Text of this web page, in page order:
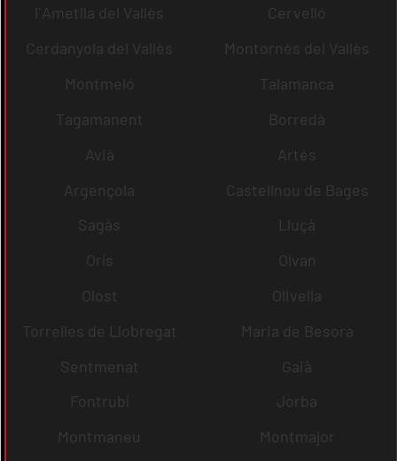
l´Ametlla del Vallès
Cervelló
Cerdanyola del Vallès
Montornès del Vallès
Montmeló
Talamanca
Tagamanent
Borredà
Avià
Artés
Argençola
Castellnou de Bages
Sagàs
Lluçà
Orís
Olvan
Olost
Olivella
Torrelles de Llobregat
Maria de Besora
Sentmenat
Gaià
Fontrubí
Jorba
Montmaneu
Montmajor